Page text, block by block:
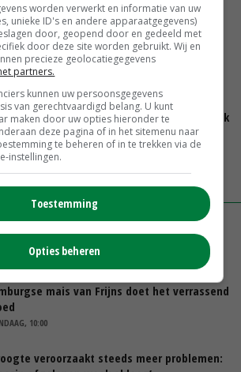
12:00
zoekt tweehonderd agrariërs die
willen denken
zet Britse melkveehouderij onder druk
11:04
vlogger Kees Huizinga: ‘Bezoek van
ambassade mag zelf groente plukken’
12:00
mais van Frijns doet het verrassend
10:00
veroorzaakt steeds meer problemen:
worden verwerkt en informatie van uw
unieke ID's en andere apparaatgegevens)
door, geopend door en gedeeld met
door deze site worden gebruikt. Wij en
precieze geolocatiegegevens
partners.
kunnen uw persoonsgegevens
van gerechtvaardigd belang. U kunt
maken door uw opties hieronder te
deze pagina of in het sitemenu naar
te beheren of in te trekken via de
instellingen.
Toestemming
Opties beheren